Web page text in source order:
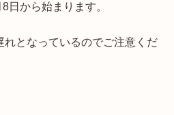
日から始まります。
れとなっているのでご注意くだ